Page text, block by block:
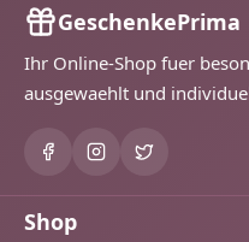
GeschenkePrima
Ihr Online-Shop fuer
ausgewaehlt und
Shop